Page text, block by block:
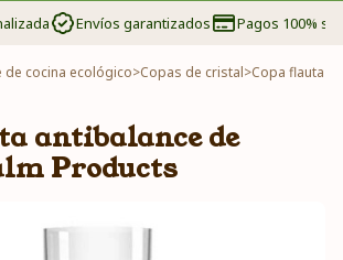
Envíos garantizados Pagos 100%
de cocina ecológico>Copas de cristal>Copa flauta
antibalance de
Products